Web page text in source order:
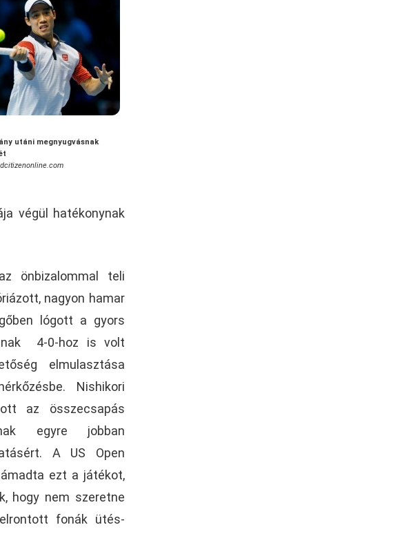
utáni megnyugvásnak
végül hatékonynak
önbizalommal teli
nagyon hamar
lógott a gyors
4-0-hoz is volt
elmulasztása
Nishikori
az összecsapás
egyre jobban
A US Open
ezt a játékot,
hogy nem szeretne
fonák ütés-